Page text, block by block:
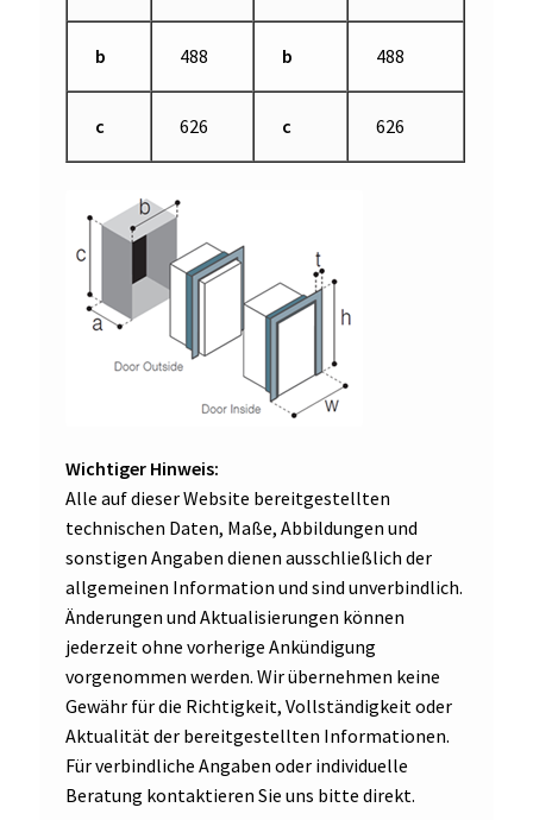
b 488 b 488
c 626 c 626
Wichtiger Hinweis:
Alle auf dieser Website bereitgestellten
technischen Daten, Maße, Abbildungen und
sonstigen Angaben dienen ausschließlich der
allgemeinen Information und sind unverbindlich.
Änderungen und Aktualisierungen können
jederzeit ohne vorherige Ankündigung
vorgenommen werden. Wir übernehmen keine
Gewähr für die Richtigkeit, Vollständigkeit oder
Aktualität der bereitgestellten Informationen.
Für verbindliche Angaben oder individuelle
Beratung kontaktieren Sie uns bitte direkt.